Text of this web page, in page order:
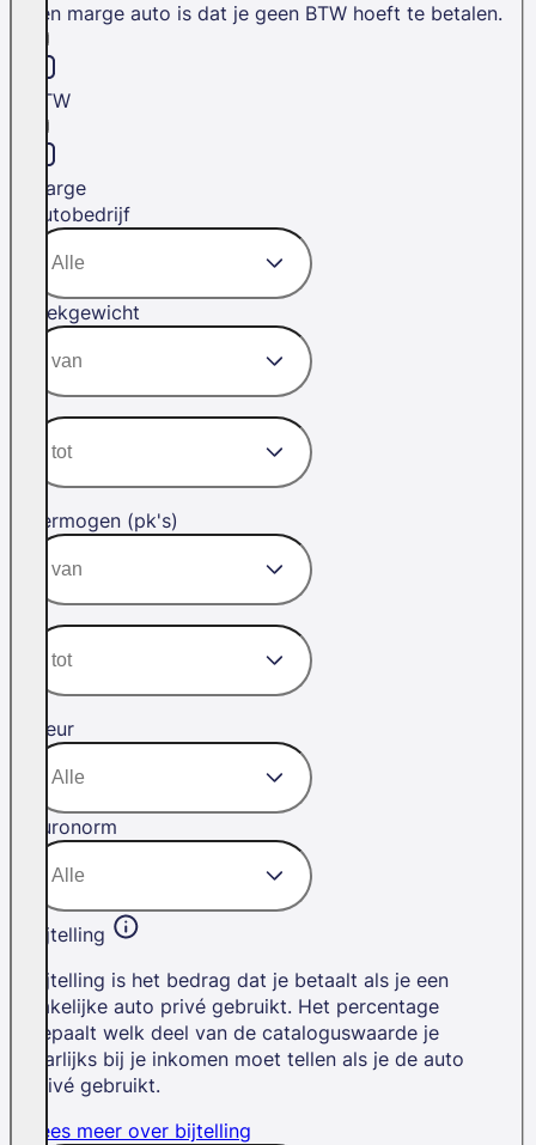
een marge auto is dat je geen BTW hoeft te betalen.
BTW
Marge
Autobedrijf
Trekgewicht
Vermogen (pk's)
Kleur
Euronorm
Bijtelling
Bijtelling is het bedrag dat je betaalt als je een
zakelijke auto privé gebruikt. Het percentage
bepaalt welk deel van de cataloguswaarde je
jaarlijks bij je inkomen moet tellen als je de auto
privé gebruikt.
Lees meer over bijtelling